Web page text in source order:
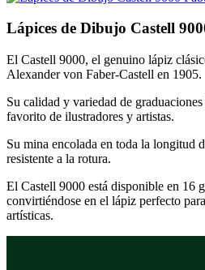
Lápices de Dibujo Castell
El Castell 9000, el genuino lápiz
Alexander von Faber-Castell en 1905.
Su calidad y variedad de
favorito de ilustradores y artistas.
Su mina encolada en toda la longitud
resistente a la rotura.
El Castell 9000 está disponible en 16
convirtiéndose en el lápiz perfecto
artísticas.